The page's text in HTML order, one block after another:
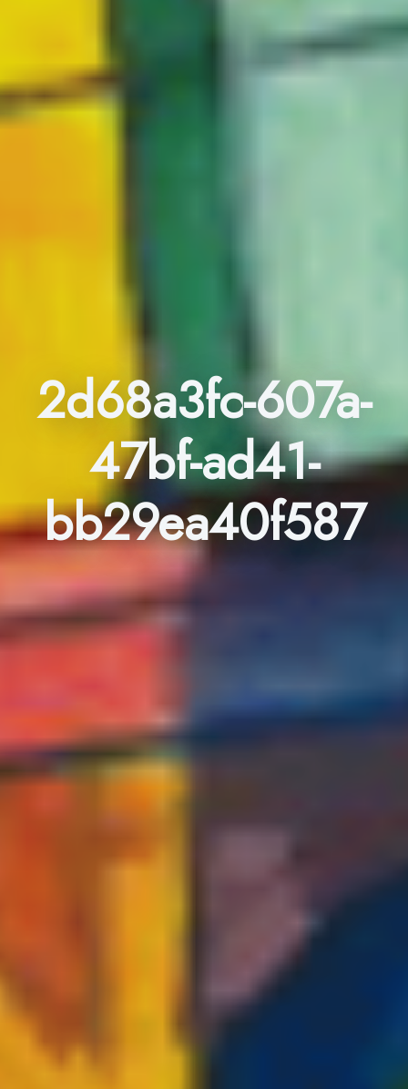
2d68a3fc-607a-
47bf-ad41-
bb29ea40f587